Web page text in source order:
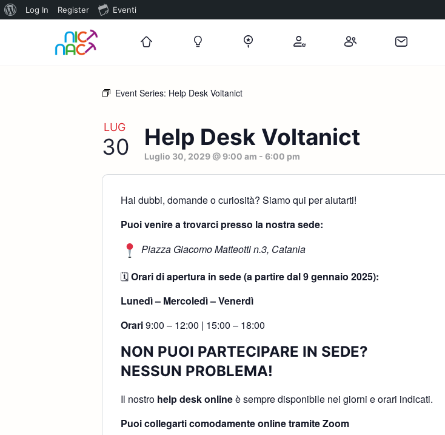
Informazioni
WordPress
Log In Register Eventi
Event Series: Help Desk Voltanict
LUG
30 Help Desk Voltanict
Luglio 30, 2029 @ 9:00 am - 6:00 pm
Hai dubbi, domande o curiosità? Siamo qui per aiutarti!
Puoi venire a trovarci presso la nostra sede:
Piazza Giacomo Matteotti n.3, Catania
🗓Orari di apertura in sede (a partire dal 9 gennaio 2025):
Lunedì – Mercoledì – Venerdì
Orari9:00 – 12:00 | 15:00 – 18:00
NON PUOI PARTECIPARE IN SEDE?
NESSUN PROBLEMA!
Il nostro help desk onlineè sempre disponibile nei giorni e orari indicati.
Puoi collegarti comodamente online tramite Zoom